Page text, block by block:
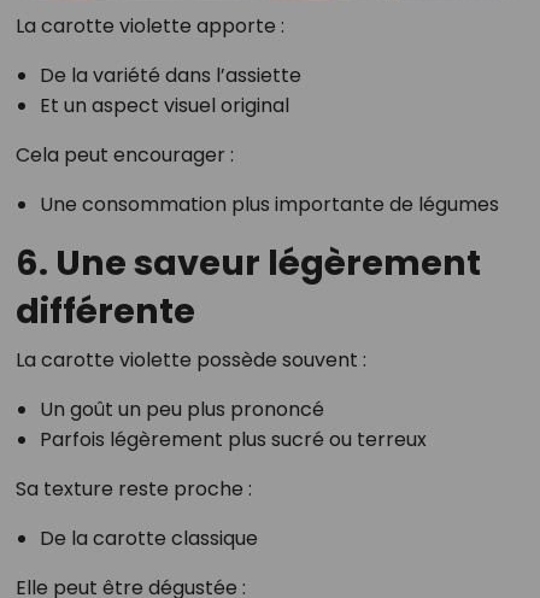
La carotte violette apporte :
De la variété dans l’assiette
Et un aspect visuel original
Cela peut encourager :
Une consommation plus importante de légumes
6. Une saveur légèrement
différente
La carotte violette possède souvent :
Un goût un peu plus prononcé
Parfois légèrement plus sucré ou terreux
Sa texture reste proche :
De la carotte classique
Elle peut être dégustée :